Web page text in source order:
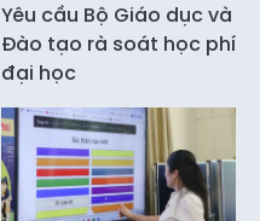
Yêu cầu Bộ Giáo dục và
Đào tạo rà soát học phí
đại học